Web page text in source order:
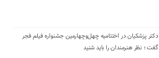
دکتر پزشکیان در اختتامیه چهل‌وچهارمین جشنواره فیلم فجر
گفت ؛ نظر هنرمندان را باید شنید